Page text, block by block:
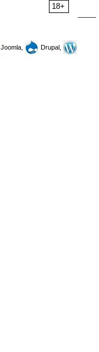
18+
Joomla,
Drupal,